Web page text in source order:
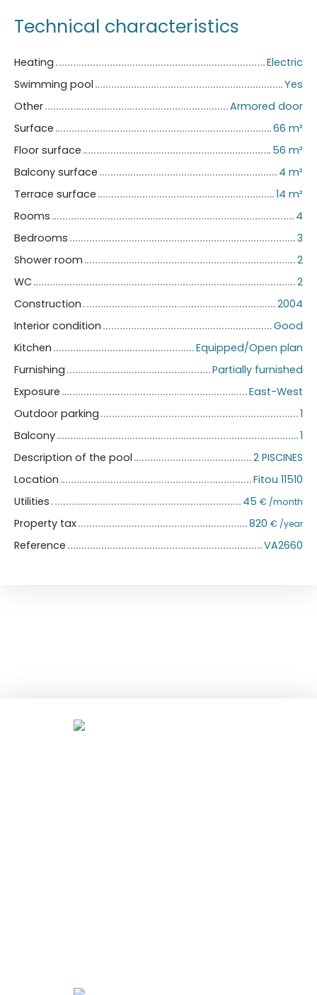
Technical characteristics
Heating
Electric
Swimming pool
Yes
Other
Armored door
Surface
66 m²
Floor surface
56 m²
Balcony surface
4 m²
Terrace surface
14 m²
Rooms
4
Bedrooms
3
Shower room
2
WC
2
Construction
2004
Interior condition
Good
Kitchen
Equipped/Open plan
Furnishing
Partially furnished
Exposure
East-West
Outdoor parking
1
Balcony
1
Description of the pool
2 PISCINES
Location
Fitou 11510
Utilities
45 € /month
Property tax 820 € /year
Reference VA2660